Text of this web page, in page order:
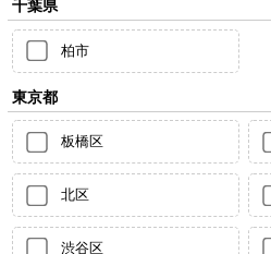
千葉県
柏市
東京都
板橋区
北区
渋谷区